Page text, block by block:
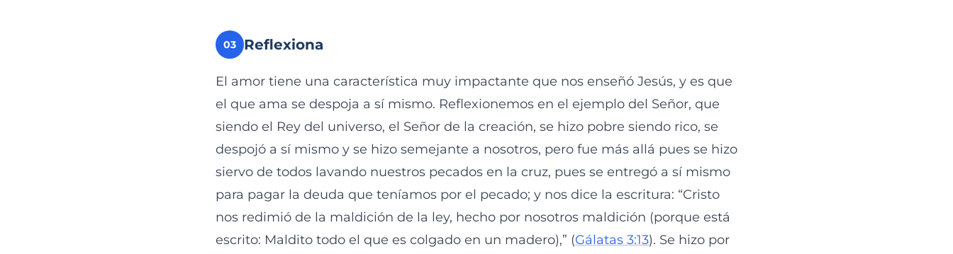
03 Reflexiona
El amor tiene una característica muy impactante que nos enseñó Jesús, y es que
el que ama se despoja a sí mismo. Reflexionemos en el ejemplo del Señor, que
siendo el Rey del universo, el Señor de la creación, se hizo pobre siendo rico, se
despojó a sí mismo y se hizo semejante a nosotros, pero fue más allá pues se hizo
siervo de todos lavando nuestros pecados en la cruz, pues se entregó a sí mismo
para pagar la deuda que teníamos por el pecado; y nos dice la escritura: “Cristo
nos redimió de la maldición de la ley, hecho por nosotros maldición (porque está
escrito: Maldito todo el que es colgado en un madero),” (Gálatas 3:13). Se hizo por